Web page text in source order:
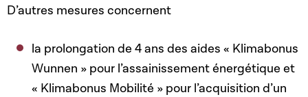
D’autres mesures concernent
la prolongation de 4 ans des aides « Klimabonus
Wunnen » pour l’assainissement énergétique et
« Klimabonus Mobilité » pour l’acquisition d’un